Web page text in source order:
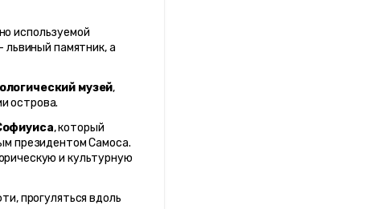
используемой
памятник, а
музей,
острова.
, который
президентом Самоса.
и культурную
прогуляться вдоль